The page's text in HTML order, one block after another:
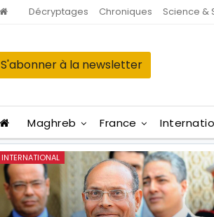
Décryptages Chroniques Science &
S'abonner à la newsletter
Maghreb France
INTERNATIONAL